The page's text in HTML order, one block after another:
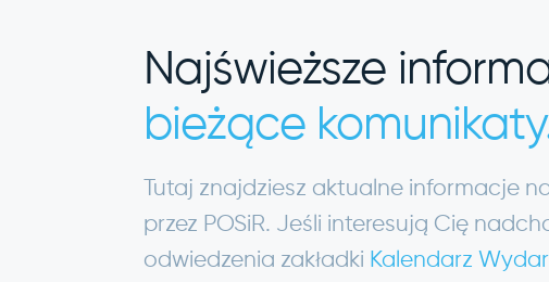
Najświeższe
bieżące
Tutaj znajdziesz aktualne informacje
przez POSiR. Jeśli interesują Cię
odwiedzenia zakładki Kalendarz